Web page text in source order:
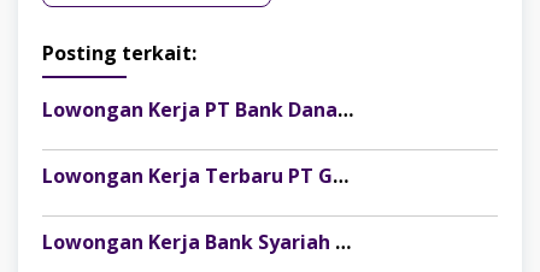
Posting terkait:
Lowongan Kerja PT Bank Danamon Indonesia Tbk Terbaru
Lowongan Kerja Terbaru PT Gelora Citra Kimia Abadi Palembang
Lowongan Kerja Bank Syariah Nasional (BSN) Danantara Indonesia Terbaru